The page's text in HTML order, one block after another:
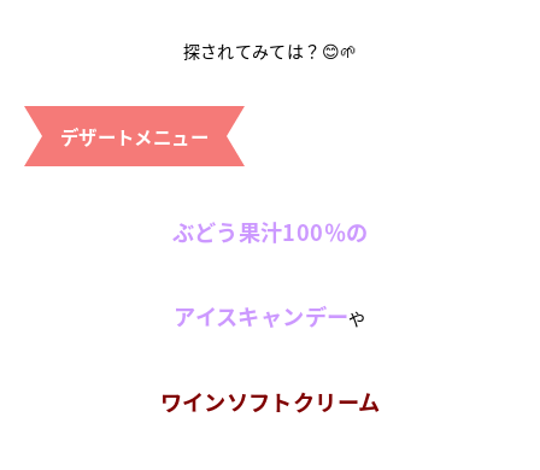
探されてみては？😊🌱
デザートメニュー
ぶどう果汁100％の
アイスキャンデーや
ワインソフトクリーム